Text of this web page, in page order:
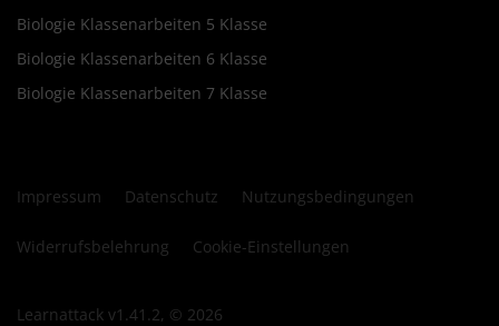
Biologie Klassenarbeiten 5 Klasse
Biologie Klassenarbeiten 6 Klasse
Biologie Klassenarbeiten 7 Klasse
Impressum Datenschutz Nutzungsbedingungen
Widerrufsbelehrung Cookie-Einstellungen
Learnattack v1.41.2, © 2026